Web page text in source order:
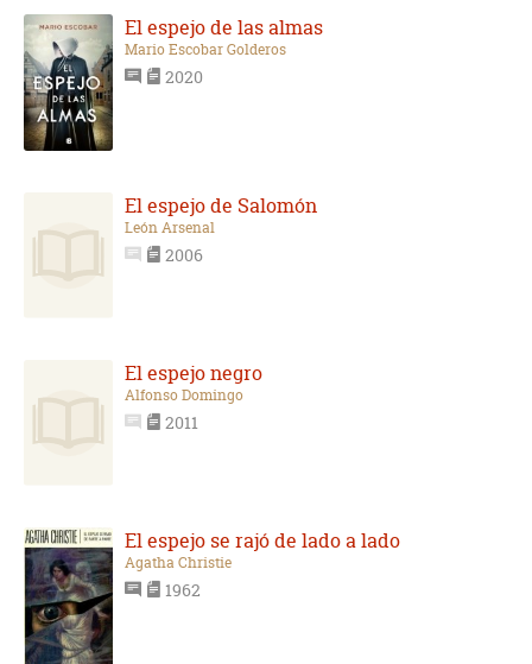
El espejo de las almas
Mario Escobar Golderos
2020
El espejo de Salomón
León Arsenal
2006
El espejo negro
Alfonso Domingo
2011
El espejo se rajó de lado a lado
Agatha Christie
1962